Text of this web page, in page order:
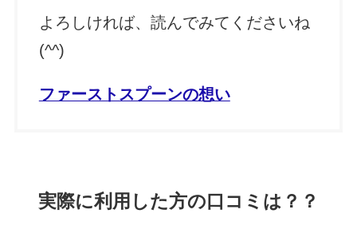
よろしければ、読んでみてくださいね
(^^)
ファーストスプーンの想い
実際に利用した方の口コミは？？